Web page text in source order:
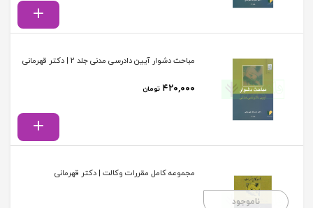
مباحث دشوار آیین دادرسی مدنی جلد 2 | دکتر قهرمانی
۴۲۰,۰۰۰ تومان
ناموجود
مجموعه کامل مقررات وکالت | دکتر قهرمانی